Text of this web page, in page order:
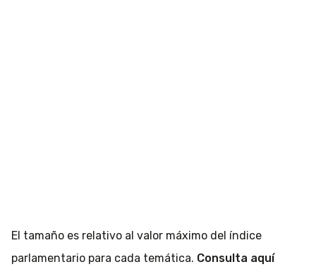
El tamaño es relativo al valor máximo del índice
parlamentario para cada temática. Consulta aquí